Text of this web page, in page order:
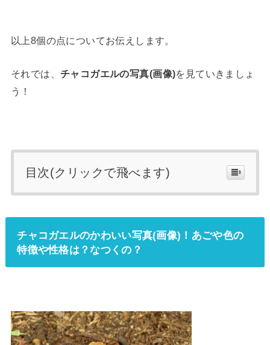
以上8個の点についてお伝えします。
それでは、 チャコガエルの写真(画像)を見ていきましょ
う！
目次(クリックで飛べます)
チャコガエルのかわいい写真(画像)！あごや色の
特徴や性格は？なつくの？